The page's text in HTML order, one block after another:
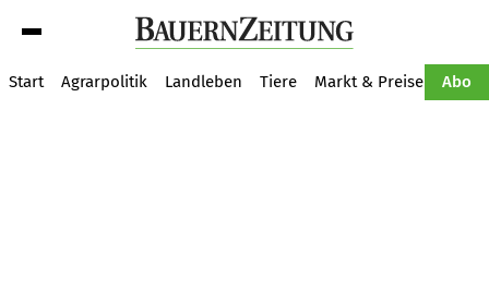
Start Agrarpolitik Landleben Tiere Markt & Preise Abo